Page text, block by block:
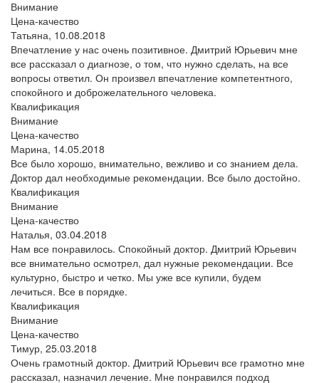
Внимание
Цена-качество
Татьяна, 10.08.2018
Впечатление у нас очень позитивное. Дмитрий Юрьевич мне
все рассказал о диагнозе, о том, что нужно сделать, на все
вопросы ответил. Он произвел впечатление компетентного,
спокойного и доброжелательного человека.
Квалификация
Внимание
Цена-качество
Марина, 14.05.2018
Все было хорошо, внимательно, вежливо и со знанием дела.
Доктор дал необходимые рекомендации. Все было достойно.
Квалификация
Внимание
Цена-качество
Наталья, 03.04.2018
Нам все понравилось. Спокойный доктор. Дмитрий Юрьевич
все внимательно осмотрел, дал нужные рекомендации. Все
культурно, быстро и четко. Мы уже все купили, будем
лечиться. Все в порядке.
Квалификация
Внимание
Цена-качество
Тимур, 25.03.2018
Очень грамотный доктор. Дмитрий Юрьевич все грамотно мне
рассказал, назначил лечение. Мне понравился подход